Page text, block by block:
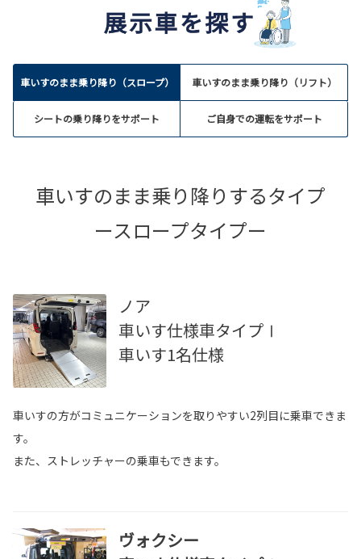
車いすのまま乗り降り（スロープ） 車いすのまま乗り降り（リフト）
シートの乗り降りをサポート ご自身での運転をサポート
車いすのまま乗り降りするタイプ
ースロープタイプー
ノア
車いす仕様車タイプⅠ
車いす1名仕様
車いすの方がコミュニケーションを取りやすい2列目に乗車できま
す。
また、ストレッチャーの乗車もできます。
ヴォクシー